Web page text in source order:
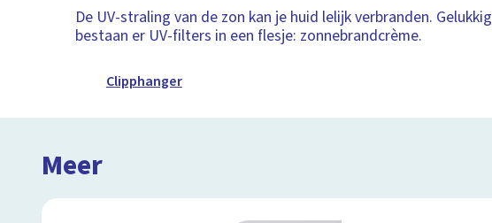
De UV-straling van de zon kan je huid lelijk verbranden. Gelukkig
bestaan er UV-filters in een flesje: zonnebrandcrème.
Clipphanger
Meer